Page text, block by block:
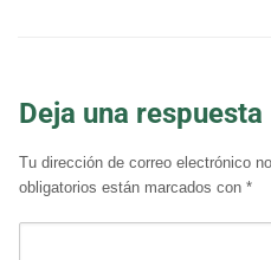
Deja una respuesta
Tu dirección de correo electrónico
obligatorios están marcados con *